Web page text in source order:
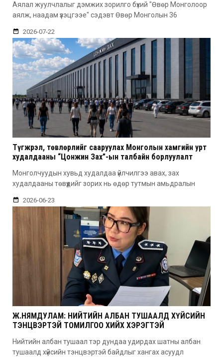
Аялал жуулчлалыг дэмжих зорилго бүхий "Өвөр Монголоор
аялж, наадам үзэцгээе" сэдэвт Өвөр Монголын 36
2026-07-22
Түгжрэл, төвлөрлийг сааруулах Монголын хамгийн урт
худалдааны “Цонжин Зах”-ын талбайн борлуулалт
Монголчуудын хувьд худалдаа үйлчилгээ авах, зах
худалдааны төвүүдийг зорих нь өдөр тутмын амьдралын
2026-06-23
Ж.НЯМДУЛАМ: НИЙТИЙН АЛБАН ТУШААЛД ХҮЙСИЙН
ТЭНЦВЭРТЭЙ ТОМИЛГОО ХИЙХ ХЭРЭГТЭЙ
Нийтийн албан тушаал тэр дундаа удирдах шатны албан
тушаалд хүйсийн тэнцвэртэй байдлыг хангах асуудл